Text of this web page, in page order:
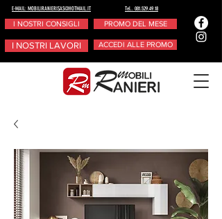
E-MAIL: MOBILIRANIERISAS@HOTMAIL.IT Tel.. 081.529.49.18
I NOSTRI CONSIGLI
I NOSTRI LAVORI
PROMO DEL MESE
ACCEDI ALLE PROMO